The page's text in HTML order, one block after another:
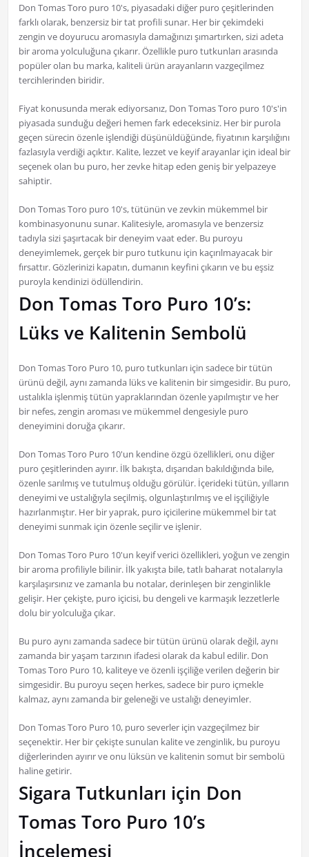
Don Tomas Toro puro 10's, piyasadaki diğer puro çeşitlerinden
farklı olarak, benzersiz bir tat profili sunar. Her bir çekimdeki
zengin ve doyurucu aromasıyla damağınızı şımartırken, sizi adeta
bir aroma yolculuğuna çıkarır. Özellikle puro tutkunları arasında
popüler olan bu marka, kaliteli ürün arayanların vazgeçilmez
tercihlerinden biridir.
Fiyat konusunda merak ediyorsanız, Don Tomas Toro puro 10's'in
piyasada sunduğu değeri hemen fark edeceksiniz. Her bir purola
geçen sürecin özenle işlendiği düşünüldüğünde, fiyatının karşılığını
fazlasıyla verdiği açıktır. Kalite, lezzet ve keyif arayanlar için ideal bir
seçenek olan bu puro, her zevke hitap eden geniş bir yelpazeye
sahiptir.
Don Tomas Toro puro 10's, tütünün ve zevkin mükemmel bir
kombinasyonunu sunar. Kalitesiyle, aromasıyla ve benzersiz
tadıyla sizi şaşırtacak bir deneyim vaat eder. Bu puroyu
deneyimlemek, gerçek bir puro tutkunu için kaçırılmayacak bir
fırsattır. Gözlerinizi kapatın, dumanın keyfini çıkarın ve bu eşsiz
puroyla kendinizi ödüllendirin.
Don Tomas Toro Puro 10’s:
Lüks ve Kalitenin Sembolü
Don Tomas Toro Puro 10, puro tutkunları için sadece bir tütün
ürünü değil, aynı zamanda lüks ve kalitenin bir simgesidir. Bu puro,
ustalıkla işlenmiş tütün yapraklarından özenle yapılmıştır ve her
bir nefes, zengin aroması ve mükemmel dengesiyle puro
deneyimini doruğa çıkarır.
Don Tomas Toro Puro 10'un kendine özgü özellikleri, onu diğer
puro çeşitlerinden ayırır. İlk bakışta, dışarıdan bakıldığında bile,
özenle sarılmış ve tutulmuş olduğu görülür. İçerideki tütün, yılların
deneyimi ve ustalığıyla seçilmiş, olgunlaştırılmış ve el işçiliğiyle
hazırlanmıştır. Her bir yaprak, puro içicilerine mükemmel bir tat
deneyimi sunmak için özenle seçilir ve işlenir.
Don Tomas Toro Puro 10'un keyif verici özellikleri, yoğun ve zengin
bir aroma profiliyle bilinir. İlk yakışta bile, tatlı baharat notalarıyla
karşılaşırsınız ve zamanla bu notalar, derinleşen bir zenginlikle
gelişir. Her çekişte, puro içicisi, bu dengeli ve karmaşık lezzetlerle
dolu bir yolculuğa çıkar.
Bu puro aynı zamanda sadece bir tütün ürünü olarak değil, aynı
zamanda bir yaşam tarzının ifadesi olarak da kabul edilir. Don
Tomas Toro Puro 10, kaliteye ve özenli işçiliğe verilen değerin bir
simgesidir. Bu puroyu seçen herkes, sadece bir puro içmekle
kalmaz, aynı zamanda bir geleneği ve ustalığı deneyimler.
Don Tomas Toro Puro 10, puro severler için vazgeçilmez bir
seçenektir. Her bir çekişte sunulan kalite ve zenginlik, bu puroyu
diğerlerinden ayırır ve onu lüksün ve kalitenin somut bir sembolü
haline getirir.
Sigara Tutkunları için Don
Tomas Toro Puro 10’s
İncelemesi